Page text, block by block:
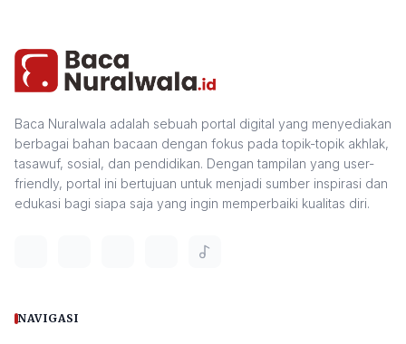
Baca Nuralwala adalah sebuah portal digital yang menyediakan
berbagai bahan bacaan dengan fokus pada topik-topik akhlak,
tasawuf, sosial, dan pendidikan. Dengan tampilan yang user-
friendly, portal ini bertujuan untuk menjadi sumber inspirasi dan
edukasi bagi siapa saja yang ingin memperbaiki kualitas diri.
NAVIGASI